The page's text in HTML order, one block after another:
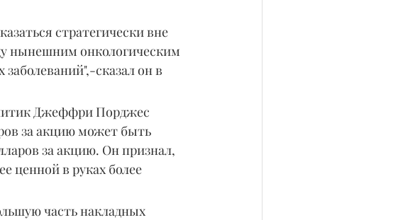
стратегически вне
нынешним онкологическим
сказал он в
Джеффри Порджес
за акцию может быть
за акцию. Он признал,
ценной в руках более
часть накладных